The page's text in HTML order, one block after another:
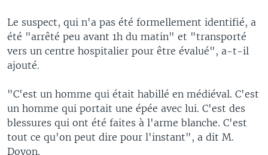
Le suspect, qui n'a pas été formellement identifié, a
été "arrêté peu avant 1h du matin" et "transporté
vers un centre hospitalier pour être évalué", a-t-il
ajouté.
"C'est un homme qui était habillé en médiéval. C'est
un homme qui portait une épée avec lui. C'est des
blessures qui ont été faites à l'arme blanche. C'est
tout ce qu'on peut dire pour l'instant", a dit M.
Doyon.